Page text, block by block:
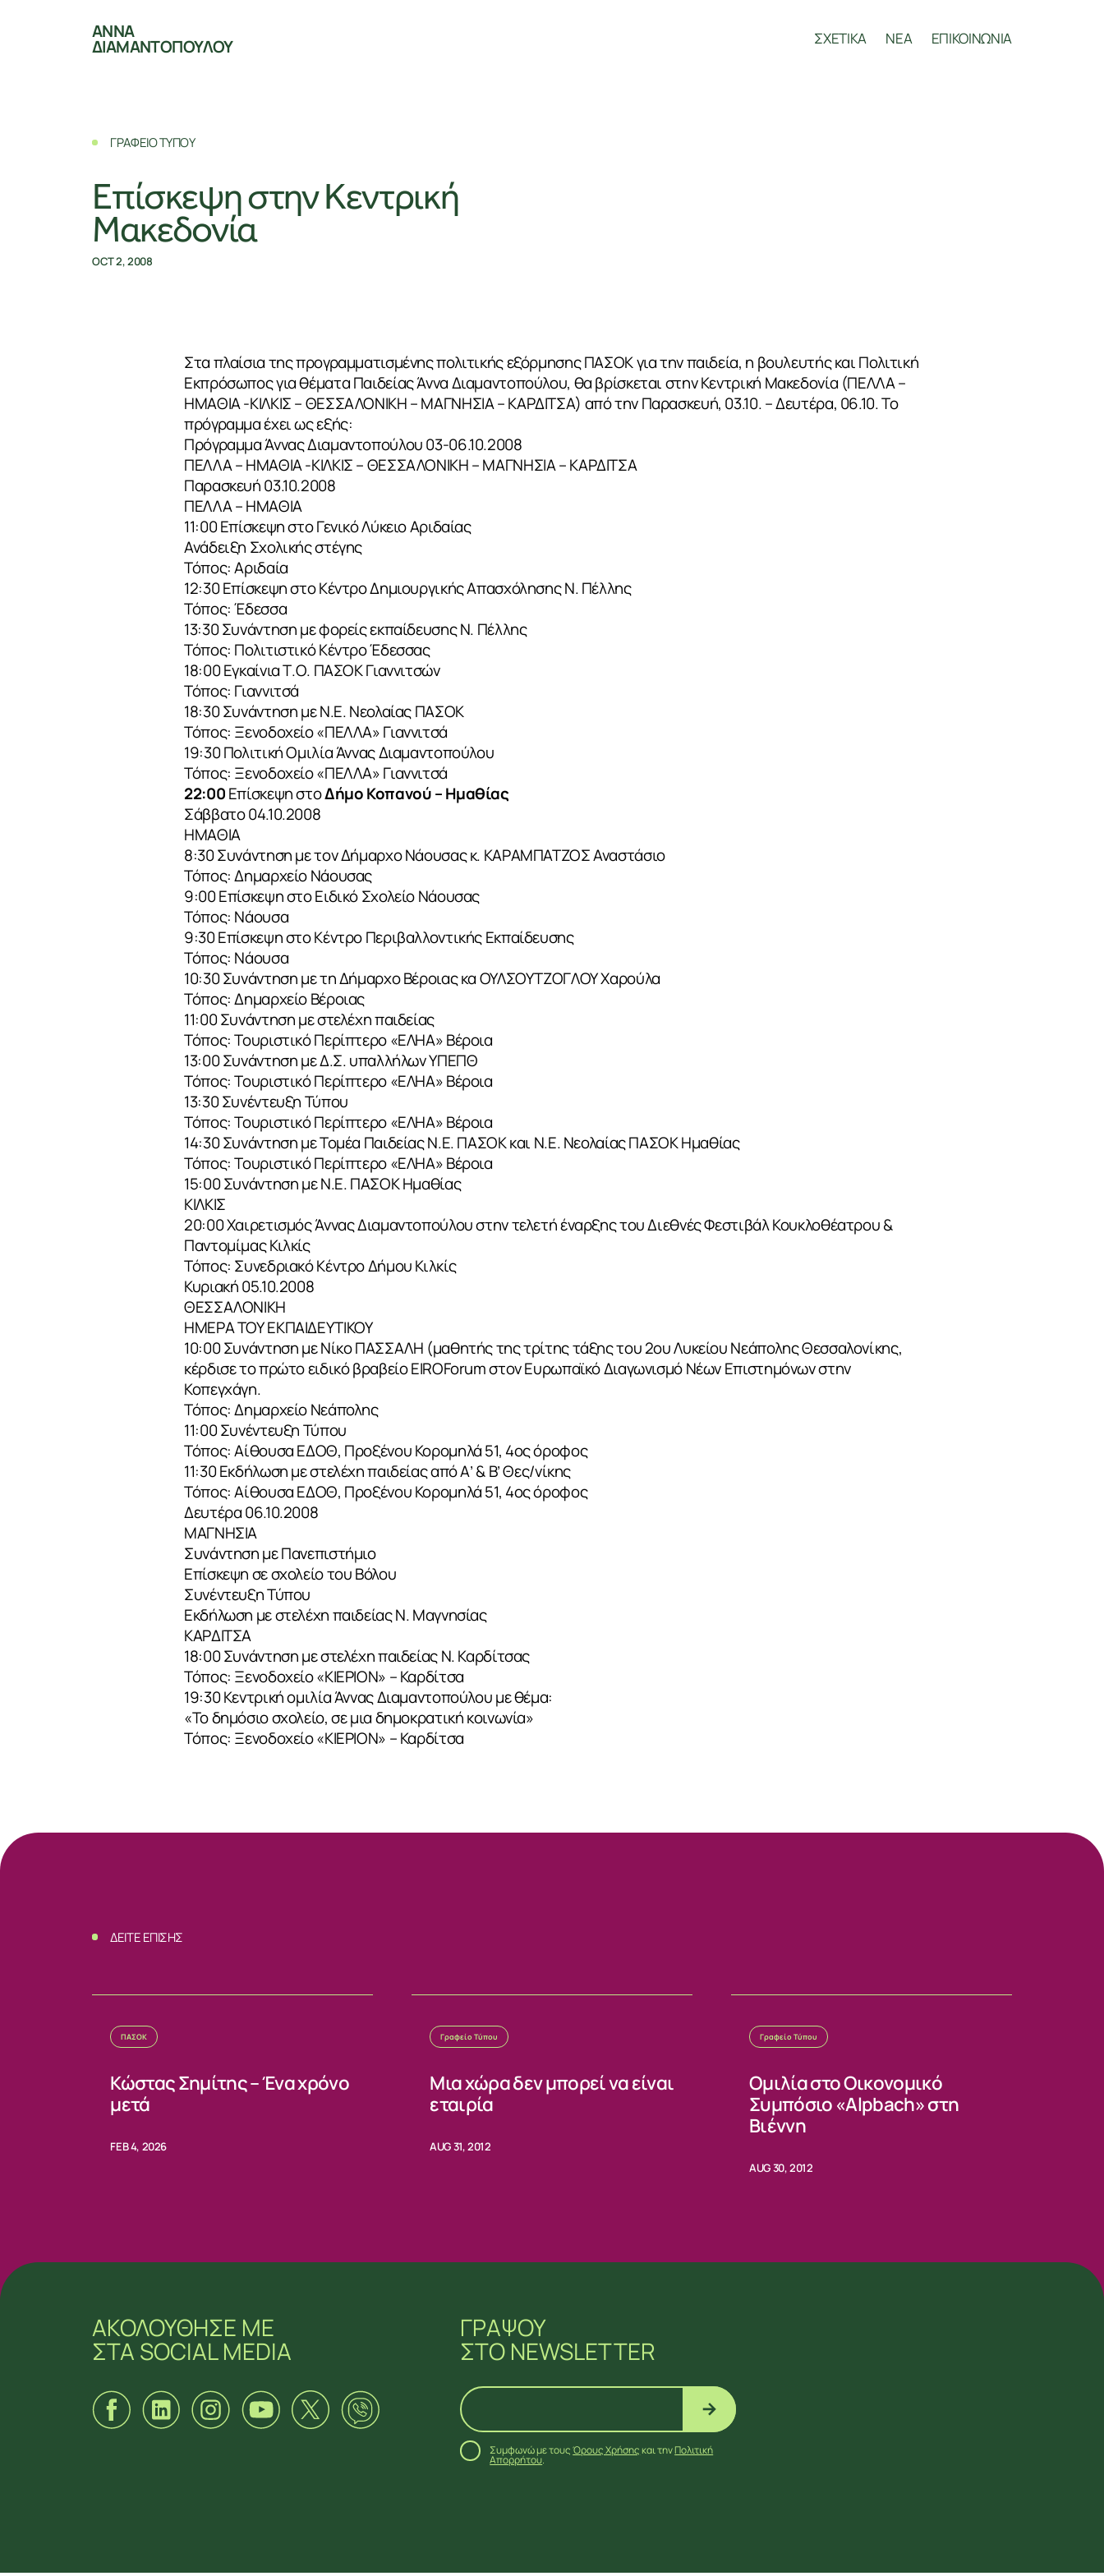
ΣΧΕΤΙΚΑ
ΝΕΑ
ΕΠΙΚΟΙΝΩΝΙΑ
ΑΝΝΑ
ΔΙΑΜΑΝΤΟΠΟΥΛΟΥ ΣΧΕΤΙΚΑ ΝΕΑ ΕΠΙΚΟΙΝΩΝΙΑ
ΓΡΑΦΕΙΟ ΤΥΠΟΥ
Επίσκεψη στην Κεντρική
Μακεδονία
OCT 2, 2008
Στα πλαίσια της προγραμματισμένης πολιτικής εξόρμησης ΠΑΣΟΚ για την παιδεία, η βουλευτής και Πολιτική
Εκπρόσωπος για θέματα Παιδείας Άννα Διαμαντοπούλου, θα βρίσκεται στην Κεντρική Μακεδονία (ΠΕΛΛΑ –
ΗΜΑΘΙΑ -ΚΙΛΚΙΣ – ΘΕΣΣΑΛΟΝΙΚΗ – ΜΑΓΝΗΣΙΑ – ΚΑΡΔΙΤΣΑ) από την Παρασκευή, 03.10. – Δευτέρα, 06.10. Το
πρόγραμμα έχει ως εξής:
Πρόγραμμα Άννας Διαμαντοπούλου 03-06.10.2008
ΠΕΛΛΑ – ΗΜΑΘΙΑ -ΚΙΛΚΙΣ – ΘΕΣΣΑΛΟΝΙΚΗ – ΜΑΓΝΗΣΙΑ – ΚΑΡΔΙΤΣΑ
Παρασκευή 03.10.2008
ΠΕΛΛΑ – ΗΜΑΘΙΑ
11:00 Επίσκεψη στο Γενικό Λύκειο Αριδαίας
Ανάδειξη Σχολικής στέγης
Τόπος: Αριδαία
12:30 Επίσκεψη στο Κέντρο Δημιουργικής Απασχόλησης Ν. Πέλλης
Τόπος: Έδεσσα
13:30 Συνάντηση με φορείς εκπαίδευσης Ν. Πέλλης
Τόπος: Πολιτιστικό Κέντρο Έδεσσας
18:00 Εγκαίνια Τ.Ο. ΠΑΣΟΚ Γιαννιτσών
Τόπος: Γιαννιτσά
18:30 Συνάντηση με Ν.Ε. Νεολαίας ΠΑΣΟΚ
Τόπος: Ξενοδοχείο «ΠΕΛΛΑ» Γιαννιτσά
19:30 Πολιτική Ομιλία Άννας Διαμαντοπούλου
Τόπος: Ξενοδοχείο «ΠΕΛΛΑ» Γιαννιτσά
22:00Επίσκεψη στοΔήμο Κοπανού – Ημαθίας
Σάββατο 04.10.2008
ΗΜΑΘΙΑ
8:30 Συνάντηση με τον Δήμαρχο Νάουσας κ. ΚΑΡΑΜΠΑΤΖΟΣ Αναστάσιο
Τόπος: Δημαρχείο Νάουσας
9:00 Επίσκεψη στο Ειδικό Σχολείο Νάουσας
Τόπος: Νάουσα
9:30 Επίσκεψη στο Κέντρο Περιβαλλοντικής Εκπαίδευσης
Τόπος: Νάουσα
10:30 Συνάντηση με τη Δήμαρχο Βέροιας κα ΟΥΛΣΟΥΤΖΟΓΛΟΥ Χαρούλα
Τόπος: Δημαρχείο Βέροιας
11:00 Συνάντηση με στελέχη παιδείας
Τόπος: Τουριστικό Περίπτερο «ΕΛΗΑ» Βέροια
13:00 Συνάντηση με Δ.Σ. υπαλλήλων ΥΠΕΠΘ
Τόπος: Τουριστικό Περίπτερο «ΕΛΗΑ» Βέροια
13:30 Συνέντευξη Τύπου
Τόπος: Τουριστικό Περίπτερο «ΕΛΗΑ» Βέροια
14:30 Συνάντηση με Τομέα Παιδείας Ν.Ε. ΠΑΣΟΚ και Ν.Ε. Νεολαίας ΠΑΣΟΚ Ημαθίας
Τόπος: Τουριστικό Περίπτερο «ΕΛΗΑ» Βέροια
15:00 Συνάντηση με Ν.Ε. ΠΑΣΟΚ Ημαθίας
ΚΙΛΚΙΣ
20:00 Χαιρετισμός Άννας Διαμαντοπούλου στην τελετή έναρξης του Διεθνές Φεστιβάλ Κουκλοθέατρου &
Παντομίμας Κιλκίς
Τόπος: Συνεδριακό Κέντρο Δήμου Κιλκίς
Κυριακή 05.10.2008
ΘΕΣΣΑΛΟΝΙΚΗ
ΗΜΕΡΑ ΤΟΥ ΕΚΠΑΙΔΕΥΤΙΚΟΥ
10:00 Συνάντηση με Νίκο ΠΑΣΣΑΛΗ (μαθητής της τρίτης τάξης του 2ου Λυκείου Νεάπολης Θεσσαλονίκης,
κέρδισε το πρώτο ειδικό βραβείο ΕΙROForum στον Ευρωπαϊκό Διαγωνισμό Νέων Επιστημόνων στην
Κοπεγχάγη.
Τόπος: Δημαρχείο Νεάπολης
11:00 Συνέντευξη Τύπου
Τόπος: Αίθουσα ΕΔΟΘ, Προξένου Κορομηλά 51, 4ος όροφος
11:30 Εκδήλωση με στελέχη παιδείας από Α’ & Β’ Θες/νίκης
Τόπος: Αίθουσα ΕΔΟΘ, Προξένου Κορομηλά 51, 4ος όροφος
Δευτέρα 06.10.2008
ΜΑΓΝΗΣΙΑ
Συνάντηση με Πανεπιστήμιο
Επίσκεψη σε σχολείο του Βόλου
Συνέντευξη Τύπου
Εκδήλωση με στελέχη παιδείας Ν. Μαγνησίας
ΚΑΡΔΙΤΣΑ
18:00 Συνάντηση με στελέχη παιδείας Ν. Καρδίτσας
Τόπος: Ξενοδοχείο «ΚΙΕΡΙΟΝ» – Καρδίτσα
19:30 Κεντρική ομιλία Άννας Διαμαντοπούλου με θέμα:
«Το δημόσιο σχολείο, σε μια δημοκρατική κοινωνία»
Τόπος: Ξενοδοχείο «ΚΙΕΡΙΟΝ» – Καρδίτσα
ΔΕΙΤΕ ΕΠΙΣΗΣ
ΠΑΣΟΚ
Κώστας Σημίτης – Ένα χρόνο
μετά
FEB 4, 2026
Γραφείο Τύπου
Μια χώρα δεν μπορεί να είναι
εταιρία
AUG 31, 2012
Γραφείο Τύπου
Ομιλία στο Οικονομικό
Συμπόσιο «Alpbach» στη
Βιέννη
AUG 30, 2012
ΑΚΟΛΟΥΘΗΣΕ ΜΕ
ΣΤΑ SOCIAL MEDIA
ΓΡΑΨΟΥ
ΣΤΟ NEWSLETTER
Συμφωνώ με τουςΌρους Χρήσηςκαι τηνΠολιτική
Απορρήτου.